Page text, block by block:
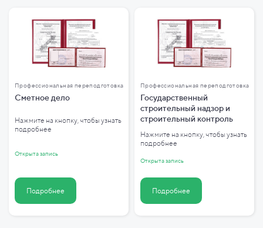
Профессиональная переподготовка
Сметное дело
Нажмите на кнопку, чтобы узнать
подробнее
Открыта запись
Подробнее
Профессиональная переподготовка
Государственный
строительный надзор и
строительный контроль
Нажмите на кнопку, чтобы узнать
подробнее
Открыта запись
Подробнее